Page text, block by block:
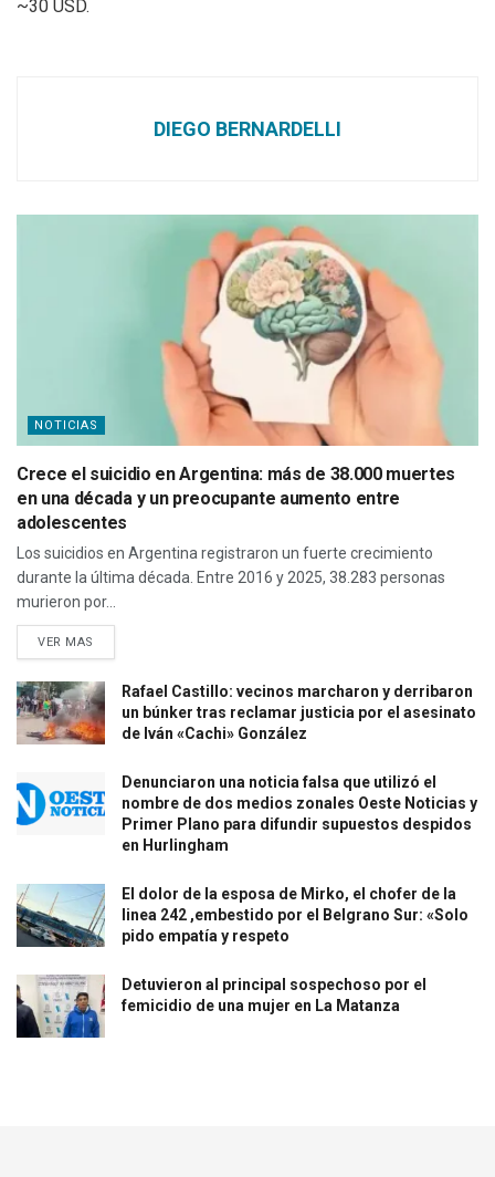
~30 USD.
DIEGO BERNARDELLI
NOTICIAS
Crece el suicidio en Argentina: más de 38.000 muertes
en una década y un preocupante aumento entre
adolescentes
Los suicidios en Argentina registraron un fuerte crecimiento
durante la última década. Entre 2016 y 2025, 38.283 personas
murieron por...
VER MAS
Rafael Castillo: vecinos marcharon y derribaron
un búnker tras reclamar justicia por el asesinato
de Iván «Cachi» González
Denunciaron una noticia falsa que utilizó el
nombre de dos medios zonales Oeste Noticias y
Primer Plano para difundir supuestos despidos
en Hurlingham
El dolor de la esposa de Mirko, el chofer de la
linea 242 ,embestido por el Belgrano Sur: «Solo
pido empatía y respeto
Detuvieron al principal sospechoso por el
femicidio de una mujer en La Matanza